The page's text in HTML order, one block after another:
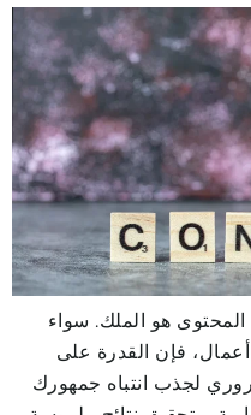
هو الملك. سواء
فإن القدرة على
لجذب انتباه جمهورك